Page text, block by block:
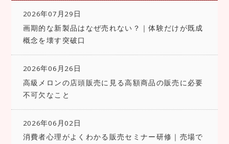
2026年07月29日
画期的な新製品はなぜ売れない？｜体験だけが既成
概念を壊す突破口
2026年06月26日
高級メロンの店頭販売に見る高額商品の販売に必要
不可欠なこと
2026年06月02日
消費者心理がよくわかる販売セミナー研修｜売場で